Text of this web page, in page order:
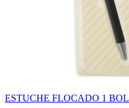
ESTUCHE FLOCADO 1